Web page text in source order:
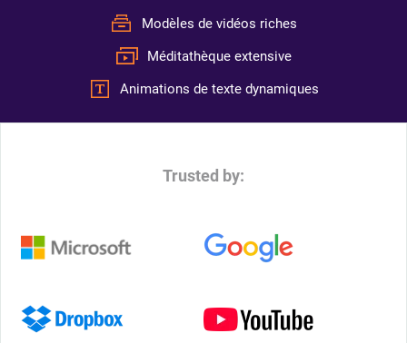
Modèles de vidéos riches
Méditathèque extensive
Animations de texte dynamiques
Trusted by: